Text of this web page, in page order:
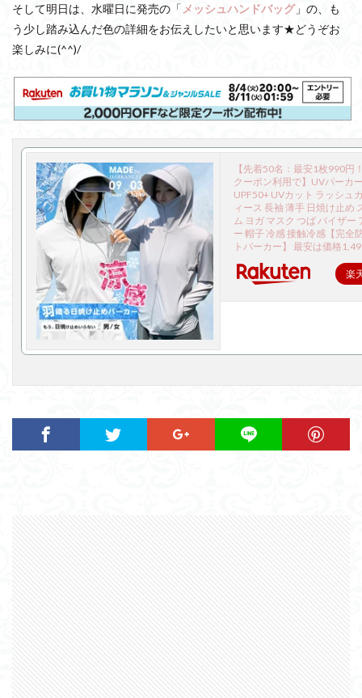
そして明日は、水曜日に発売の「 メッシュハンドバッグ」の、も
う少し踏み込んだ色の詳細をお伝えしたいと思います★どうぞお
楽しみに(^^)/
【先着50名：最安1枚990円
クーポン利用で】UVパーカ
UPF50+ UVカット ラッシュ
ィース 長袖 薄手 日焼け止め
ム ヨガ マスク つば バイザー
ー 帽子 冷感 接触冷感【完全
トパーカー】 最安は価格
楽